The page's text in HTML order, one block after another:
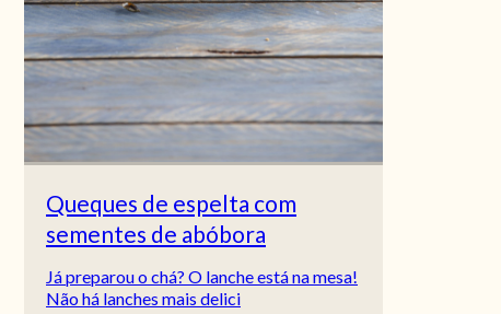
Queques de espelta com
sementes de abóbora
Já preparou o chá? O lanche está na mesa!
Não há lanches mais delici